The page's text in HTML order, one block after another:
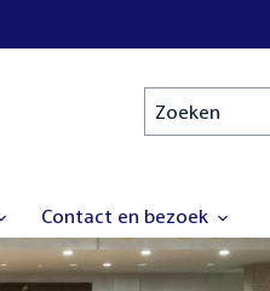
Zoeken
Contact en bezoek